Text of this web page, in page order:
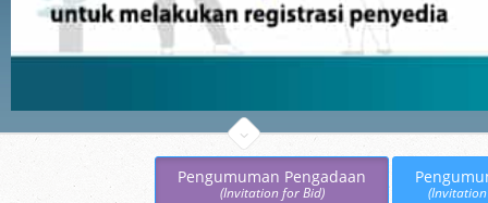
Pengumuman Pengadaan
(Invitation for Bid)